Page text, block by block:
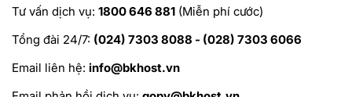
Tư vấn dịch vụ: 1800 646 881 (Miễn phí cước)
Tổng đài 24/7: (024) 7303 8088 - (028) 7303 6066
Email liên hệ: info@bkhost.vn